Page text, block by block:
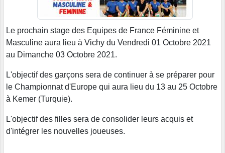
Le prochain stage des Equipes de France Féminine et
Masculine aura lieu à Vichy du Vendredi 01 Octobre 2021
au Dimanche 03 Octobre 2021.
L'objectif des garçons sera de continuer à se préparer pour
le Championnat d'Europe qui aura lieu du 13 au 25 Octobre
à Kemer (Turquie).
L'objectif des filles sera de consolider leurs acquis et
d'intégrer les nouvelles joueuses.